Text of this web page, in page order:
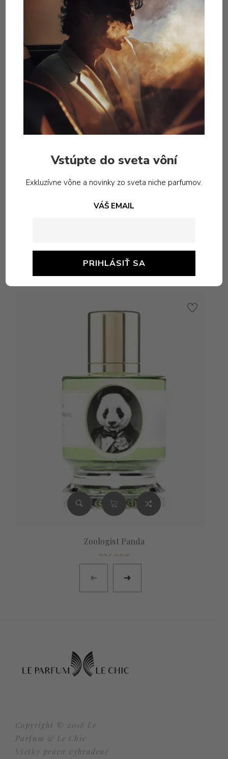
kosatcového masla. Táto látka je v parfumérii
skutočne špeciálna.
Je odvodený od koreňov fúzatej dúhovky, tých istých
kosatcov, ktoré preslávil Van Gogh. Hoci má ženský
názov, určite to nie je len ženská vôňa a krásne pôsobí
aj na mužov.
Zloženie: Makrónky, kosatec, Osmanthus, pižmo,
ambra, biele drevá, včelí vosk, jedľový balzam
absolútny
extrait de parfum 30ml
Podobné produkty
Zoologist Panda
224,00€
Copyright © 2018 Le
Parfum & Le Chic
Všetky práva vyhradené
Vstúpte do sveta vôní
Exkluzívne vône a novinky zo sveta niche parfumov.
VÁŠ EMAIL